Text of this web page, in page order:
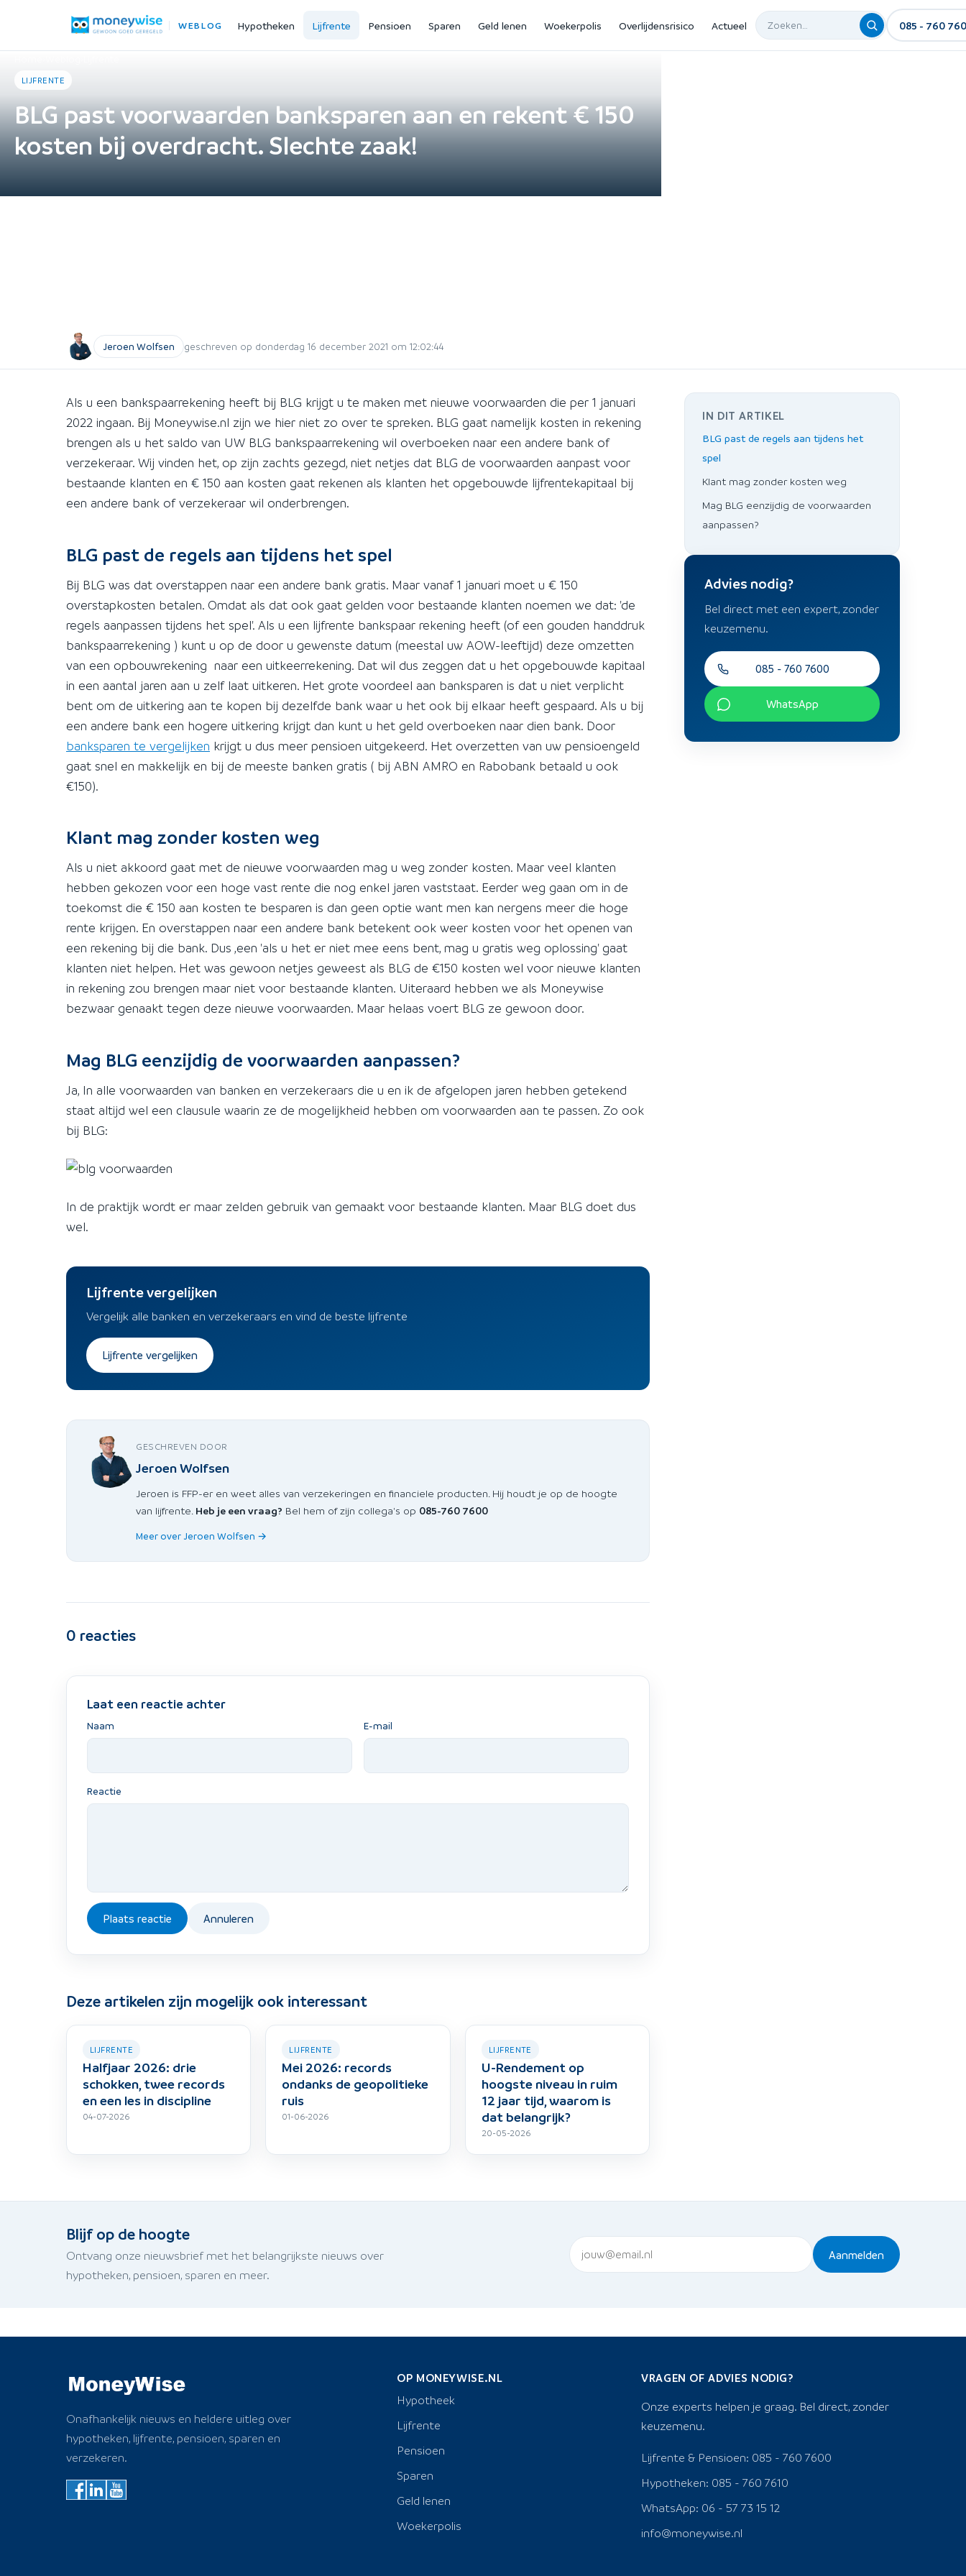
WEBLOG Hypotheken Lijfrente Pensioen Sparen Geld lenen Woekerpolis Overlijdensrisico Actueel 085 - 760
LIJFRENTE
BLG past voorwaarden banksparen aan en rekent € 150
kosten bij overdracht. Slechte zaak!
Jeroen Wolfsen geschreven op donderdag 16 december 2021 om 12:02:44
Als u een bankspaarrekening heeft bij BLG krijgt u te maken met nieuwe voorwaarden die per 1 januari
2022 ingaan. Bij Moneywise.nl zijn we hier niet zo over te spreken. BLG gaat namelijk kosten in rekening
brengen als u het saldo van UW BLG bankspaarrekening wil overboeken naar een andere bank of
verzekeraar. Wij vinden het, op zijn zachts gezegd, niet netjes dat BLG de voorwaarden aanpast voor
bestaande klanten en € 150 aan kosten gaat rekenen als klanten het opgebouwde lijfrentekapitaal bij
een andere bank of verzekeraar wil onderbrengen.
BLG past de regels aan tijdens het spel
Bij BLG was dat overstappen naar een andere bank gratis. Maar vanaf 1 januari moet u € 150
overstapkosten betalen. Omdat als dat ook gaat gelden voor bestaande klanten noemen we dat: 'de
regels aanpassen tijdens het spel'. Als u een lijfrente bankspaar rekening heeft (of een gouden handdruk
bankspaarrekening ) kunt u op de door u gewenste datum (meestal uw AOW-leeftijd) deze omzetten
van een opbouwrekening naar een uitkeerrekening. Dat wil dus zeggen dat u het opgebouwde kapitaal
in een aantal jaren aan u zelf laat uitkeren. Het grote voordeel aan banksparen is dat u niet verplicht
bent om de uitkering aan te kopen bij dezelfde bank waar u het ook bij elkaar heeft gespaard. Als u bij
een andere bank een hogere uitkering krijgt dan kunt u het geld overboeken naar dien bank. Door
banksparen te vergelijken krijgt u dus meer pensioen uitgekeerd. Het overzetten van uw pensioengeld
gaat snel en makkelijk en bij de meeste banken gratis ( bij ABN AMRO en Rabobank betaald u ook
€150).
Klant mag zonder kosten weg
Als u niet akkoord gaat met de nieuwe voorwaarden mag u weg zonder kosten. Maar veel klanten
hebben gekozen voor een hoge vast rente die nog enkel jaren vaststaat. Eerder weg gaan om in de
toekomst die € 150 aan kosten te besparen is dan geen optie want men kan nergens meer die hoge
rente krijgen. En overstappen naar een andere bank betekent ook weer kosten voor het openen van
een rekening bij die bank. Dus ,een 'als u het er niet mee eens bent, mag u gratis weg oplossing' gaat
klanten niet helpen. Het was gewoon netjes geweest als BLG de €150 kosten wel voor nieuwe klanten
in rekening zou brengen maar niet voor bestaande klanten. Uiteraard hebben we als Moneywise
bezwaar genaakt tegen deze nieuwe voorwaarden. Maar helaas voert BLG ze gewoon door.
Mag BLG eenzijdig de voorwaarden aanpassen?
Ja, In alle voorwaarden van banken en verzekeraars die u en ik de afgelopen jaren hebben getekend
staat altijd wel een clausule waarin ze de mogelijkheid hebben om voorwaarden aan te passen. Zo ook
bij BLG:
In de praktijk wordt er maar zelden gebruik van gemaakt voor bestaande klanten. Maar BLG doet dus
wel.
Lijfrente vergelijken
Vergelijk alle banken en verzekeraars en vind de beste lijfrente
Lijfrente vergelijken
GESCHREVEN DOOR
Jeroen Wolfsen
Jeroen is FFP-er en weet alles van verzekeringen en financiele producten. Hij houdt je op de hoogte
van lijfrente. Heb je een vraag? Bel hem of zijn collega's op 085-760 7600
Meer over Jeroen Wolfsen →
0 reacties
Laat een reactie achter
Naam E-mail
Reactie
Plaats reactie Annuleren
Deze artikelen zijn mogelijk ook interessant
LIJFRENTE
Halfjaar 2026: drie
schokken, twee records
en een les in discipline
04-07-2026
LIJFRENTE
Mei 2026: records
ondanks de geopolitieke
ruis
01-06-2026
LIJFRENTE
U-Rendement op
hoogste niveau in ruim
12 jaar tijd, waarom is
dat belangrijk?
20-05-2026
IN DIT ARTIKEL
BLG past de regels aan tijdens het
spel
Klant mag zonder kosten weg
Mag BLG eenzijdig de voorwaarden
aanpassen?
Advies nodig?
Bel direct met een expert, zonder
keuzemenu.
085 - 760 7600
WhatsApp
Blijf op de hoogte
Ontvang onze nieuwsbrief met het belangrijkste nieuws over
hypotheken, pensioen, sparen en meer.
Aanmelden
Onafhankelijk nieuws en heldere uitleg over
hypotheken, lijfrente, pensioen, sparen en
verzekeren.
OP MONEYWISE.NL
Hypotheek
Lijfrente
Pensioen
Sparen
Geld lenen
Woekerpolis
VRAGEN OF ADVIES NODIG?
Onze experts helpen je graag. Bel direct, zonder
keuzemenu.
Lijfrente & Pensioen: 085 - 760 7600
Hypotheken: 085 - 760 7610
WhatsApp: 06 - 57 73 15 12
info@moneywise.nl